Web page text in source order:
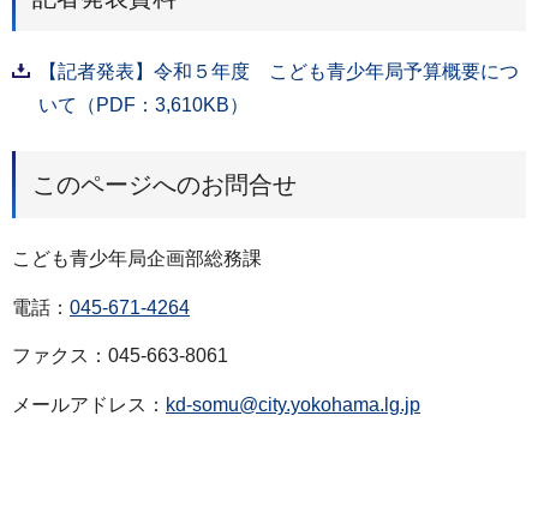
【記者発表】令和５年度 こども青少年局予算概要につ
いて（PDF：3,610KB）
このページへのお問合せ
こども青少年局企画部総務課
電話： 045-671-4264
ファクス：045-663-8061
メールアドレス： kd-somu@city.yokohama.lg.jp